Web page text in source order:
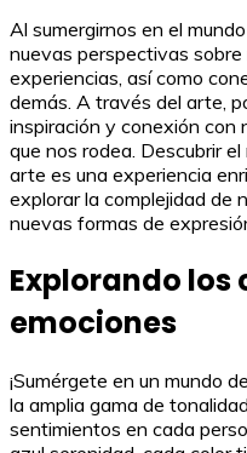
Al sumergirnos en el
nuevas perspectivas
experiencias, así como
demás. A través del arte,
inspiración y conexión con
que nos rodea. Descubrir
arte es una experiencia
explorar la complejidad de
nuevas formas de
Explorando los
emociones
¡Sumérgete en un mundo
la amplia gama de
sentimientos en cada